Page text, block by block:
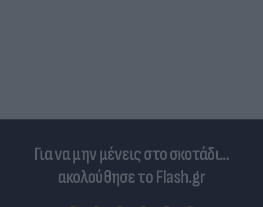
Για να μην μένεις στο σκοτάδι...
ακολούθησε το Flash.gr